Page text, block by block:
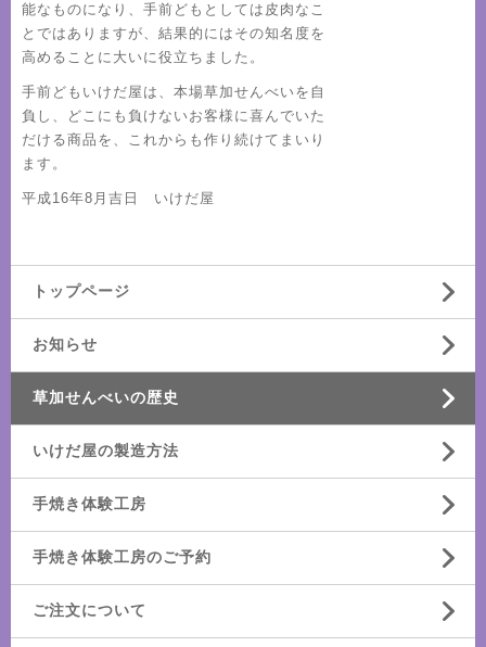
能なものになり、手前どもとしては皮肉なこ
とではありますが、結果的にはその知名度を
高めることに大いに役立ちました。
手前どもいけだ屋は、本場草加せんべいを自
負し、どこにも負けないお客様に喜んでいた
だける商品を、これからも作り続けてまいり
ます。
平成16年8月吉日 いけだ屋
トップページ
お知らせ
草加せんべいの歴史
いけだ屋の製造方法
手焼き体験工房
手焼き体験工房のご予約
ご注文について